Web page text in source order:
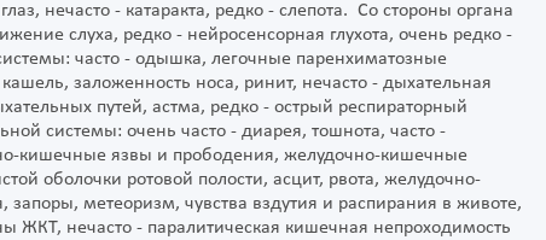
нечасто - катаракта, редко - слепота. Со стороны органа
слуха, редко - нейросенсорная глухота, очень редко -
часто - одышка, легочные паренхиматозные
заложенность носа, ринит, нечасто - дыхательная
путей, астма, редко - острый респираторный
системы: очень часто - диарея, тошнота, часто -
кишечные язвы и прободения, желудочно-кишечные
оболочки ротовой полости, асцит, рвота, желудочно-
метеоризм, чувства вздутия и распирания в животе,
ЖКТ, нечасто - паралитическая кишечная непроходимость